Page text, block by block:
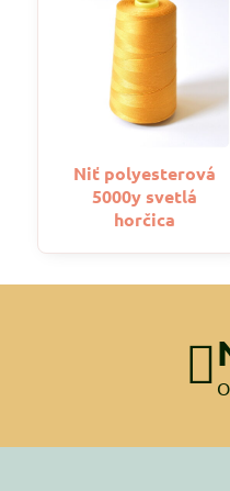
Niť polyesterová
5000y svetlá
horčica